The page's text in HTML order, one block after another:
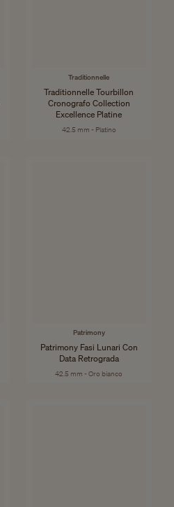
Traditionnelle
Traditionnelle Tourbillon
Cronografo Collection
Excellence Platine
42.5 mm - Platino
Patrimony
Patrimony Fasi Lunari Con
Data Retrograda
42.5 mm - Oro bianco